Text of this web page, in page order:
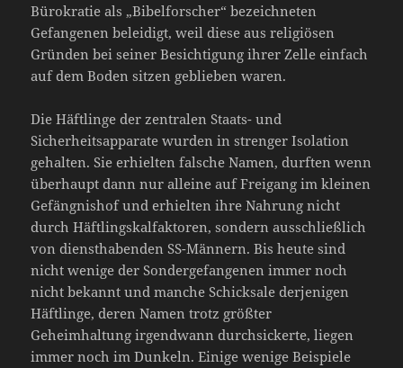
Bürokratie als „Bibelforscher“ bezeichneten
Gefangenen beleidigt, weil diese aus religiösen
Gründen bei seiner Besichtigung ihrer Zelle einfach
auf dem Boden sitzen geblieben waren.
Die Häftlinge der zentralen Staats- und
Sicherheitsapparate wurden in strenger Isolation
gehalten. Sie erhielten falsche Namen, durften wenn
überhaupt dann nur alleine auf Freigang im kleinen
Gefängnishof und erhielten ihre Nahrung nicht
durch Häftlingskalfaktoren, sondern ausschließlich
von diensthabenden SS-Männern. Bis heute sind
nicht wenige der Sondergefangenen immer noch
nicht bekannt und manche Schicksale derjenigen
Häftlinge, deren Namen trotz größter
Geheimhaltung irgendwann durchsickerte, liegen
immer noch im Dunkeln. Einige wenige Beispiele